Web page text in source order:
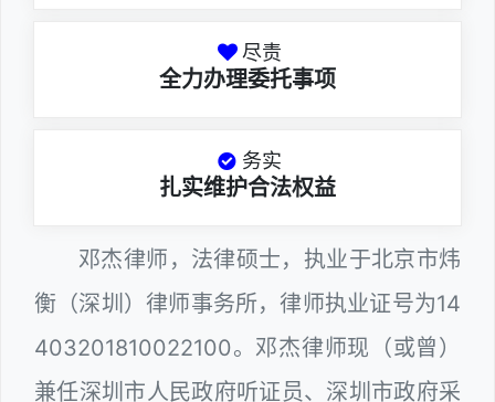
尽责
全力办理委托事项
务实
扎实维护合法权益
邓杰律师，法律硕士，执业于北京市炜
衡（深圳）律师事务所，律师执业证号为14
403201810022100。邓杰律师现（或曾）
兼任深圳市人民政府听证员、深圳市政府采